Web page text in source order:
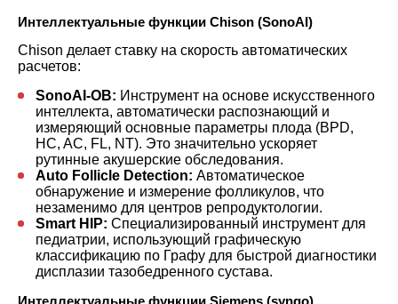
Интеллектуальные функции Chison (SonoAI)
Chison делает ставку на скорость автоматических
расчетов:
SonoAI-OB: Инструмент на основе искусственного
интеллекта, автоматически распознающий и
измеряющий основные параметры плода (BPD,
HC, AC, FL, NT). Это значительно ускоряет
рутинные акушерские обследования.
Auto Follicle Detection: Автоматическое
обнаружение и измерение фолликулов, что
незаменимо для центров репродуктологии.
Smart HIP: Специализированный инструмент для
педиатрии, использующий графическую
классификацию по Графу для быстрой диагностики
дисплазии тазобедренного сустава.